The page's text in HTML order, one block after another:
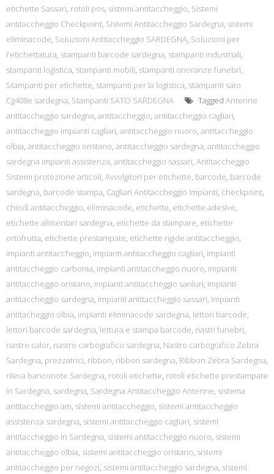
etichette Sassari, rotoli pos, sistemi antitaccheggio, Sistemi
antitaccheggio Checkpoint, Sistemi Antitaccheggio Sardegna, sistemi
eliminacode, Soluzioni Antitaccheggio SARDEGNA, Soluzioni per
l'etichettatura, stampanti barcode sardegna, stampanti industriali,
stampanti logistica, stampanti mobili, stampanti onoranze funebri,
Stampanti per etichette, stampanti per la logistica, stampanti sato
Cg408e sardegna, Stampanti SATO SARDEGNA Tagged Antenne
antitaccheggio sardegna, antitaccheggio, antitaccheggio cagliari,
antitaccheggio impianti cagliari, antitaccheggio nuoro, antitaccheggio
olbia, antitaccheggio oristano, antitaccheggio sardegna, antitaccheggio
sardegna impianti assistenza, antitaccheggio sassari, Antitaccheggio
Sistemi protezione articoli, Avvolgitori per etichette, barcode, barcode
sardegna, barcode stampa, Cagliari Antitaccheggio Impianti, checkpoint,
chiodi antitaccheggio, eliminacode, etichette, etichette adesive,
etichette alimentari sardegna, etichette da stampare, etichette
ortofrutta, etichette prestampate, etichette rigide antitaccheggio,
impianti antitaccheggio, impianti antitaccheggio cagliari, impianti
antitaccheggio carbonia, impianti antitaccheggio nuoro, impianti
antitaccheggio oristano, impianti antitaccheggio sanluri, impianti
antitaccheggio sardegna, impianti antitaccheggio sassari, impianti
antitacheggio olbia, impianti eliminacode sardegna, lettori barcode,
lettori barcode sardegna, lettura e stampa barcode, nastri funebri,
nastro calor, nastro carbografico sardegna, Nastro carbografico Zebra
Sardegna, prezzatrici, ribbon, ribbon sardegna, Ribbon Zebra Sardegna,
rileva banconote Sardegna, rotoli etichette, rotoli etichette prestampate
in Sardegna, sardegna, Sardegna Antitaccheggio Antenne, sistema
antitaccheggio am, sistemi antitaccheggio, sistemi antitaccheggio
assistenza sardegna, sistemi antitaccheggio cagliari, sistemi
antitaccheggio in Sardegna, sistemi antitaccheggio nuoro, sistemi
antitaccheggio olbia, sistemi antitaccheggio oristano, sistemi
antitaccheggio per negozi, sistemi antitaccheggio sardegna, sistemi